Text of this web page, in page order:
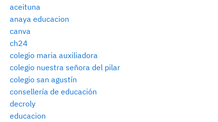
aceituna
anaya educacion
canva
ch24
colegio maria auxiliadora
colegio nuestra señora del pilar
colegio san agustín
consellería de educación
decroly
educacion